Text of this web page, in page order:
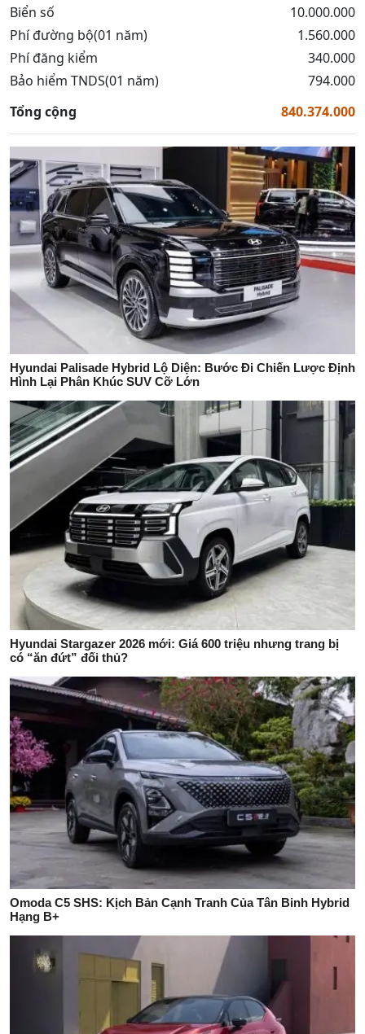
Biển số
10.000.000
Phí đường bộ(01 năm)
1.560.000
Phí đăng kiểm
340.000
Bảo hiểm TNDS(01 năm)
794.000
Tổng cộng
840.374.000
Hyundai Palisade Hybrid Lộ Diện: Bước Đi Chiến Lược Định
Hình Lại Phân Khúc SUV Cỡ Lớn
Hyundai Stargazer 2026 mới: Giá 600 triệu nhưng trang bị
có “ăn đứt” đối thủ?
Omoda C5 SHS: Kịch Bản Cạnh Tranh Của Tân Binh Hybrid
Hạng B+